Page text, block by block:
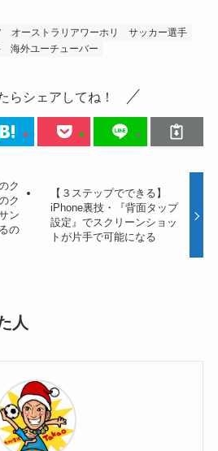
オーストラリアワーホリ
サッカー選手
海外ユーチューバー
らシェアしてね！
ク
ク
ン
の
【３ステップでできる】
iPhone裏技・『背面タップ
設定』でスクリーンショッ
トが片手で可能になる
人